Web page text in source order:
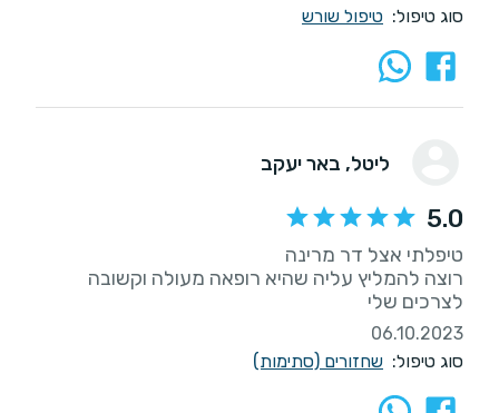
סוג טיפול: טיפול שורש
ליטל, באר יעקב
5.0
רוצה להמליץ עליה שהיא רופאה מעולה וקשובה
לצרכים שלי
06.10.2023
סוג טיפול: שחזורים (סתימות)